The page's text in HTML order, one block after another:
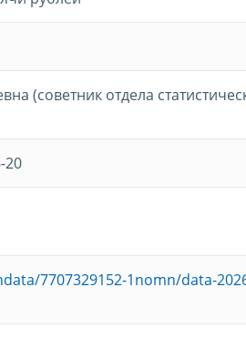
(советник отдела
20
7707329152-1nomn/data-